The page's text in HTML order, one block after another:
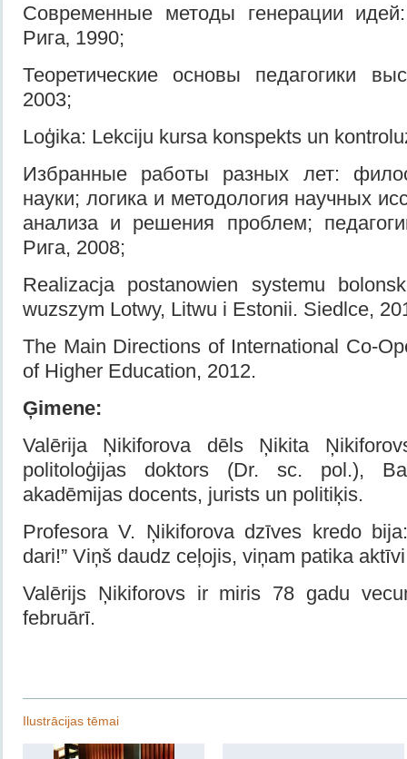
Современные методы генерации
Рига‚ 1990;
Теоретические основы педагогики
2003;
Loģika: Lekciju kursa konspekts un
Избранные работы разных лет:
науки; логика и методология научных
анализа и решения проблем;
Рига, 2008;
Realizacja postanowien systemu
wuzszym Lotwy, Litwu i Estonii. Siedlce,
The Main Directions of International Co-
of Higher Education, 2012.
Ģimene:
Valērija Ņikiforova dēls Ņikita
politoloģijas doktors (Dr. sc. pol.),
akadēmijas docents, jurists un politiķis.
Profesora V. Ņikiforova dzīves kredo
dari!” Viņš daudz ceļojis, viņam patika
Valērijs Ņikiforovs ir miris 78 gadu
februārī.
Ilustrācijas tēmai